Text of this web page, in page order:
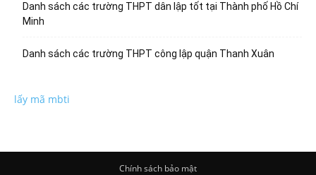
Danh sách các trường THPT dân lập tốt tại Thành phố Hồ Chí
Minh
Danh sách các trường THPT công lập quận Thanh Xuân
lấy mã mbti
Chính sách bảo mật